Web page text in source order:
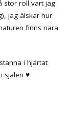
stor roll vart jag
jag älskar hur
finns nära
i hjärtat
själen ♥